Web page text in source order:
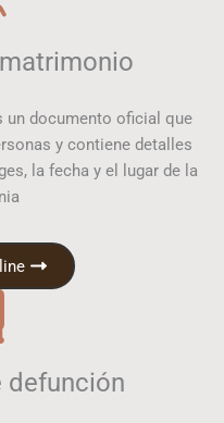
un documento oficial que
y contiene detalles
la fecha y el lugar de la
defunción